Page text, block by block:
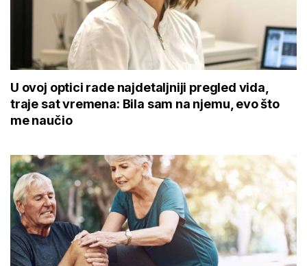
U ovoj optici rade najdetaljniji pregled vida,
traje sat vremena: Bila sam na njemu, evo što
me naučio